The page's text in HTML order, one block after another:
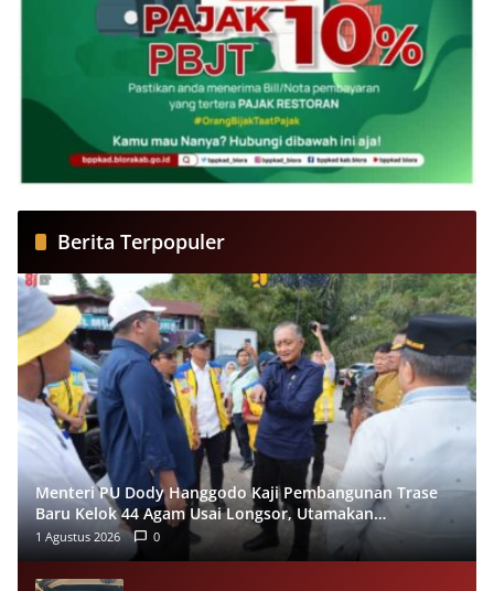
Berita Terpopuler
Menteri PU Dody Hanggodo Kaji Pembangunan Trase
Baru Kelok 44 Agam Usai Longsor, Utamakan
Keselamatan Pengguna Jalan
1 Agustus 2026 0